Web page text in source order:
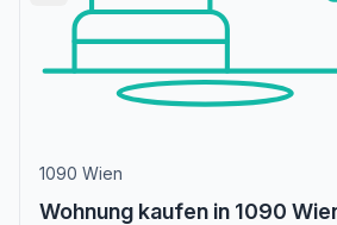
1090 Wien
Wohnung kaufen in 1090